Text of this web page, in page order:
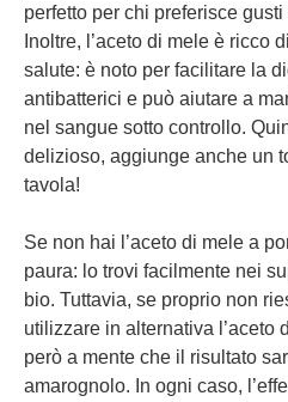
perfetto per chi preferisce
Inoltre, l’aceto di mele è ricco
salute: è noto per facilitare la
antibatterici e può aiutare a
nel sangue sotto controllo.
delizioso, aggiunge anche un
tavola!
Se non hai l’aceto di mele a
paura: lo trovi facilmente nei
bio. Tuttavia, se proprio non
utilizzare in alternativa l’aceto
però a mente che il risultato
amarognolo. In ogni caso,